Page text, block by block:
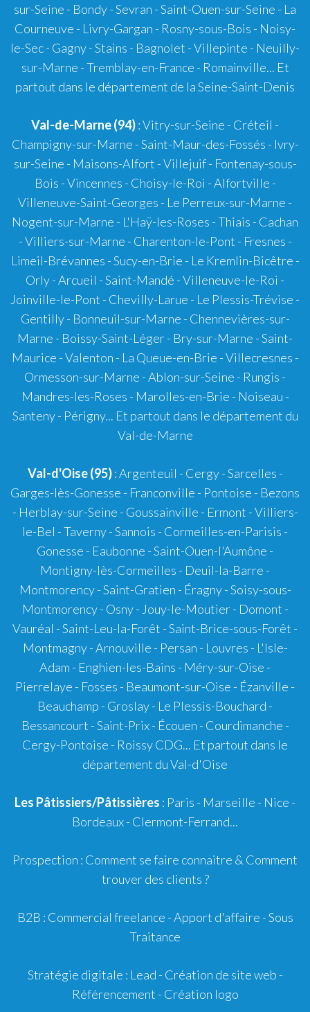
sur-Seine - Bondy - Sevran - Saint-Ouen-sur-Seine - La
Courneuve - Livry-Gargan - Rosny-sous-Bois - Noisy-
le-Sec - Gagny - Stains - Bagnolet - Villepinte - Neuilly-
sur-Marne - Tremblay-en-France - Romainville... Et
partout dans le département de la Seine-Saint-Denis
Val-de-Marne (94): Vitry-sur-Seine - Créteil -
Champigny-sur-Marne - Saint-Maur-des-Fossés - Ivry-
sur-Seine - Maisons-Alfort - Villejuif - Fontenay-sous-
Bois - Vincennes - Choisy-le-Roi - Alfortville -
Villeneuve-Saint-Georges - Le Perreux-sur-Marne -
Nogent-sur-Marne - L'Haÿ-les-Roses - Thiais - Cachan
- Villiers-sur-Marne - Charenton-le-Pont - Fresnes -
Limeil-Brévannes - Sucy-en-Brie - Le Kremlin-Bicêtre -
Orly - Arcueil - Saint-Mandé - Villeneuve-le-Roi -
Joinville-le-Pont - Chevilly-Larue - Le Plessis-Trévise -
Gentilly - Bonneuil-sur-Marne - Chennevières-sur-
Marne - Boissy-Saint-Léger - Bry-sur-Marne - Saint-
Maurice - Valenton - La Queue-en-Brie - Villecresnes -
Ormesson-sur-Marne - Ablon-sur-Seine - Rungis -
Mandres-les-Roses - Marolles-en-Brie - Noiseau -
Santeny - Périgny... Et partout dans le département du
Val-de-Marne
Val-d'Oise (95): Argenteuil - Cergy - Sarcelles -
Garges-lès-Gonesse - Franconville - Pontoise - Bezons
- Herblay-sur-Seine - Goussainville - Ermont - Villiers-
le-Bel - Taverny - Sannois - Cormeilles-en-Parisis -
Gonesse - Eaubonne - Saint-Ouen-l'Aumône -
Montigny-lès-Cormeilles - Deuil-la-Barre -
Montmorency - Saint-Gratien - Éragny - Soisy-sous-
Montmorency - Osny - Jouy-le-Moutier - Domont -
Vauréal - Saint-Leu-la-Forêt - Saint-Brice-sous-Forêt -
Montmagny - Arnouville - Persan - Louvres - L'Isle-
Adam - Enghien-les-Bains - Méry-sur-Oise -
Pierrelaye - Fosses - Beaumont-sur-Oise - Ézanville -
Beauchamp - Groslay - Le Plessis-Bouchard -
Bessancourt - Saint-Prix - Écouen - Courdimanche -
Cergy-Pontoise - Roissy CDG... Et partout dans le
département du Val-d'Oise
Les Pâtissiers/Pâtissières : Paris - Marseille - Nice -
Bordeaux- Clermont-Ferrand...
Prospection : Comment se faire connaitre & Comment
trouver des clients ?
B2B : Commercial freelance -Apport d'affaire - Sous
Traitance
Stratégie digitale : Lead - Création de site web -
Référencement - Création logo